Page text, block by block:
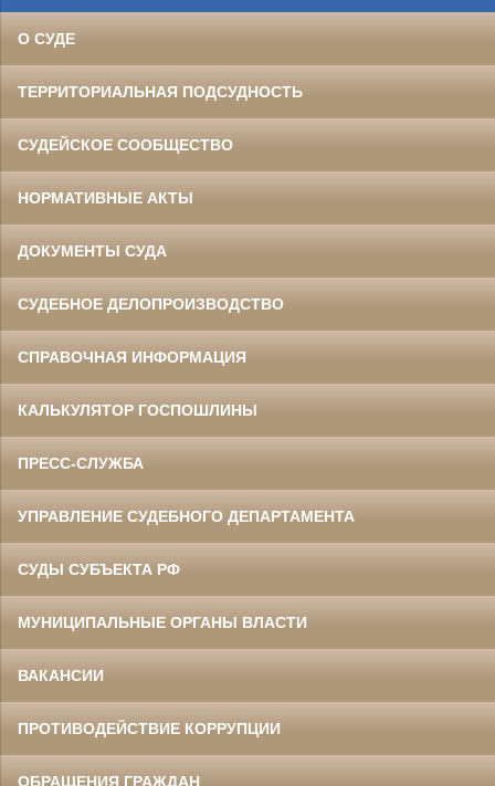
О СУДЕ
ТЕРРИТОРИАЛЬНАЯ ПОДСУДНОСТЬ
СУДЕЙСКОЕ СООБЩЕСТВО
НОРМАТИВНЫЕ АКТЫ
ДОКУМЕНТЫ СУДА
СУДЕБНОЕ ДЕЛОПРОИЗВОДСТВО
СПРАВОЧНАЯ ИНФОРМАЦИЯ
КАЛЬКУЛЯТОР ГОСПОШЛИНЫ
ПРЕСС-СЛУЖБА
УПРАВЛЕНИЕ СУДЕБНОГО ДЕПАРТАМЕНТА
СУДЫ СУБЪЕКТА РФ
МУНИЦИПАЛЬНЫЕ ОРГАНЫ ВЛАСТИ
ВАКАНСИИ
ПРОТИВОДЕЙСТВИЕ КОРРУПЦИИ
ОБРАЩЕНИЯ ГРАЖДАН